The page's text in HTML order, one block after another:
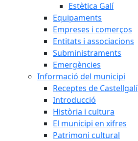
Estètica Galí
Equipaments
Empreses i comerços
Entitats i associacions
Subministraments
Emergències
Informació del municipi
Receptes de Castellgalí
Introducció
Història i cultura
El municipi en xifres
Patrimoni cultural